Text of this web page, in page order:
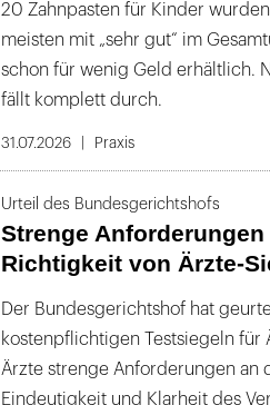
20 Zahnpasten für Kinder
meisten mit „sehr gut“ im
schon für wenig Geld erhältlich.
fällt komplett durch.
31.07.2026 Praxis
Urteil des Bundesgerichtshofs
Strenge Anforderungen
Richtigkeit von Ärzte-
Der Bundesgerichtshof hat
kostenpflichtigen Testsiegeln für
Ärzte strenge Anforderungen an
Eindeutigkeit und Klarheit des